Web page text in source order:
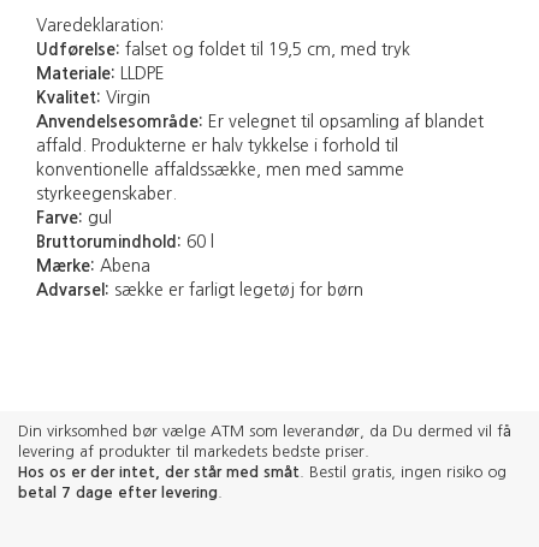
Varedeklaration:
Udførelse: falset og foldet til 19,5 cm, med tryk
Materiale: LLDPE
Kvalitet: Virgin
Anvendelsesområde: Er velegnet til opsamling af blandet
affald. Produkterne er halv tykkelse i forhold til
konventionelle affaldssække, men med samme
styrkeegenskaber.
Farve: gul
Bruttorumindhold: 60 l
Mærke: Abena
Advarsel: sække er farligt legetøj for børn
Din virksomhed bør vælge ATM som leverandør, da Du dermed vil få
levering af produkter til markedets bedste priser.
Hos os er der intet, der står med småt . Bestil gratis, ingen risiko og
betal 7 dage efter levering